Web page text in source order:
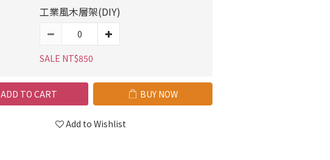
工業風木層架(DIY)
SALE NT$850
ADD TO CART BUY NOW
Add to Wishlist